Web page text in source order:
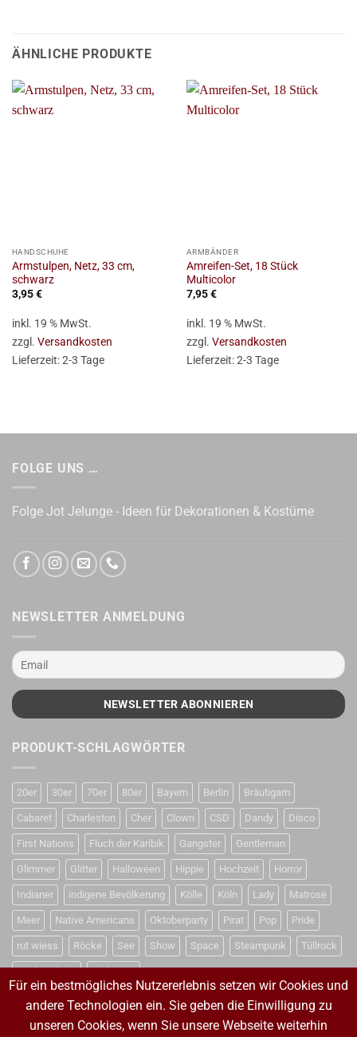
ÄHNLICHE PRODUKTE
HANDSCHUHE
Armstulpen, Netz, 33 cm,
schwarz
3,95€
inkl. 19 % MwSt.
zzgl. Versandkosten
Lieferzeit:2-3 Tage
ARMBÄNDER
Amreifen-Set, 18 Stück
Multicolor
7,95€
inkl. 19 % MwSt.
zzgl. Versandkosten
Lieferzeit:2-3 Tage
FOLGE UNS …
Folge Jot Jelunge - Ideen für Dekorationen & Kostüme
NEWSLETTER ANMELDUNG
PRODUKT-SCHLAGWÖRTER
20er 30er 70er 80er Bayern Berlin Bräutigam
Cabaret Charleston Cher Clown CSD Dandy Disco
First Nations Fluch der Karibik Gangster Gentleman
Glimmer Glitter Halloween Hippie Hochzeit Horror
Indianer indigene Bevölkerung Kölle Köln Lady Matrose
Meer Native Americans Oktoberparty Pirat Pop Pride
rut wiess Röcke See Show Space Steampunk Tüllrock
Weihnachten Weltraum
VERTRAG WIDERRUFEN
Für ein bestmögliches Nutzererlebnis setzen wir Cookies und
andere Technologien ein. Sie geben die Einwilligung zu
unseren Cookies, wenn Sie unsere Webseite weiterhin